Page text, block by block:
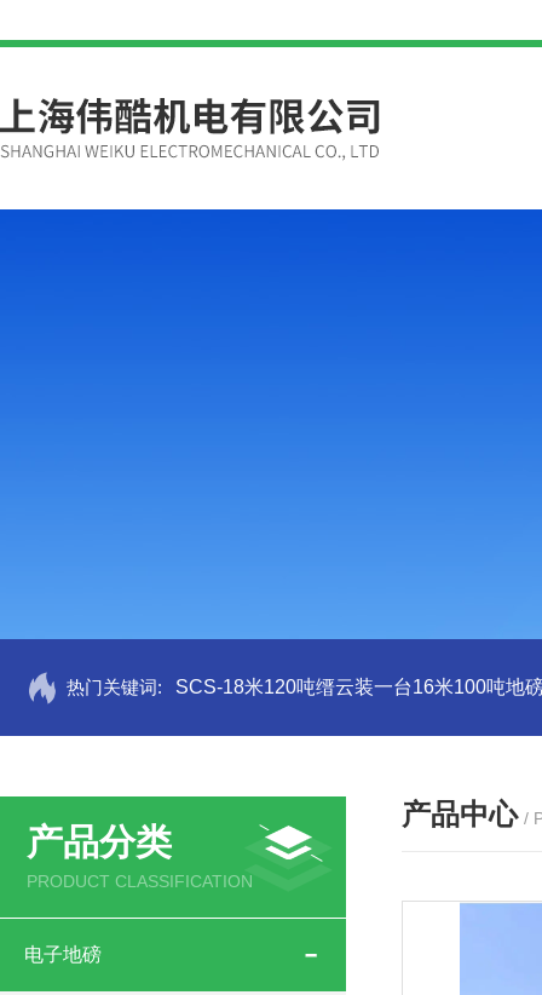
热门关键词: SCS-18米120吨缙云装一台16米100吨地
产品分类
PRODUCT CLASSIFICATION
电子地磅
产品中心 /